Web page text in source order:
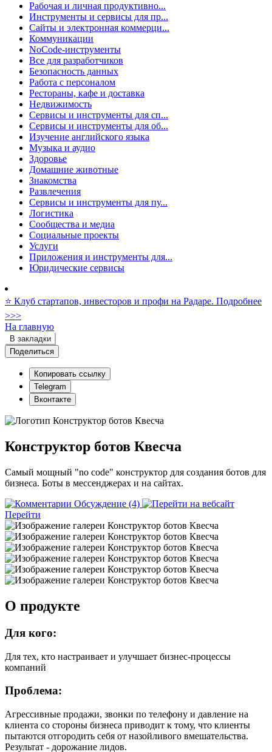
Рабочая и личная продуктивно...
Инструменты и сервисы для пр...
Сайты и электронная коммерци...
Коммуникации
NoCode-инструменты
Все для разработчиков
Безопасность данных
Работа с персоналом
Рестораны, кафе и доставка
Недвижимость
Сервисы и инструменты для сп...
Сервисы и инструменты для об...
Изучение английского языка
Музыка и аудио
Здоровье
Домашние животные
Знакомства
Развлечения
Сервисы и инструменты для пу...
Логистика
Сообщества и медиа
Социальные проекты
Услуги
Приложения и инструменты для...
Юридические сервисы
⭐️ Клуб стартапов, инвесторов и профи на Радаре. Подробнее
>>>
На главную
В закладки
Поделиться
Копировать ссылку
Telegram
Вконтакте
Конструктор ботов Квесча
Самый мощный "no code" конструктор для создания ботов для
бизнеса. Боты в мессенджерах и на сайтах.
Обсуждение (4)
Перейти
О продукте
Для кого:
Для тех, кто настраивает и улучшает бизнес-процессы
компаний
Проблема:
Агрессивные продажи, звонки по телефону и давление на
клиента со стороны бизнеса приводит к тому, что клиенты
пытаются отгородить себя от назойливого вмешательства.
Результат - дорожание лидов.